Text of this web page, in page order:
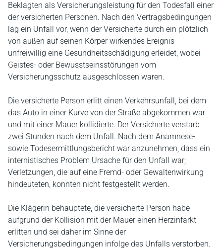
Beklagten als Versicherungsleistung für den Todesfall einer
der versicherten Personen. Nach den Vertragsbedingungen
lag ein Unfall vor, wenn der Versicherte durch ein plötzlich
von außen auf seinen Körper wirkendes Ereignis
unfreiwillig eine Gesundheitsschädigung erleidet, wobei
Geistes- oder Bewusstseinsstörungen vom
Versicherungsschutz ausgeschlossen waren.
Die versicherte Person erlitt einen Verkehrsunfall, bei dem
das Auto in einer Kurve von der Straße abgekommen war
und mit einer Mauer kollidierte. Der Versicherte verstarb
zwei Stunden nach dem Unfall. Nach dem Anamnese-
sowie Todesermittlungsbericht war anzunehmen, dass ein
internistisches Problem Ursache für den Unfall war;
Verletzungen, die auf eine Fremd- oder Gewaltenwirkung
hindeuteten, konnten nicht festgestellt werden.
Die Klägerin behauptete, die versicherte Person habe
aufgrund der Kollision mit der Mauer einen Herzinfarkt
erlitten und sei daher im Sinne der
Versicherungsbedingungen infolge des Unfalls verstorben.